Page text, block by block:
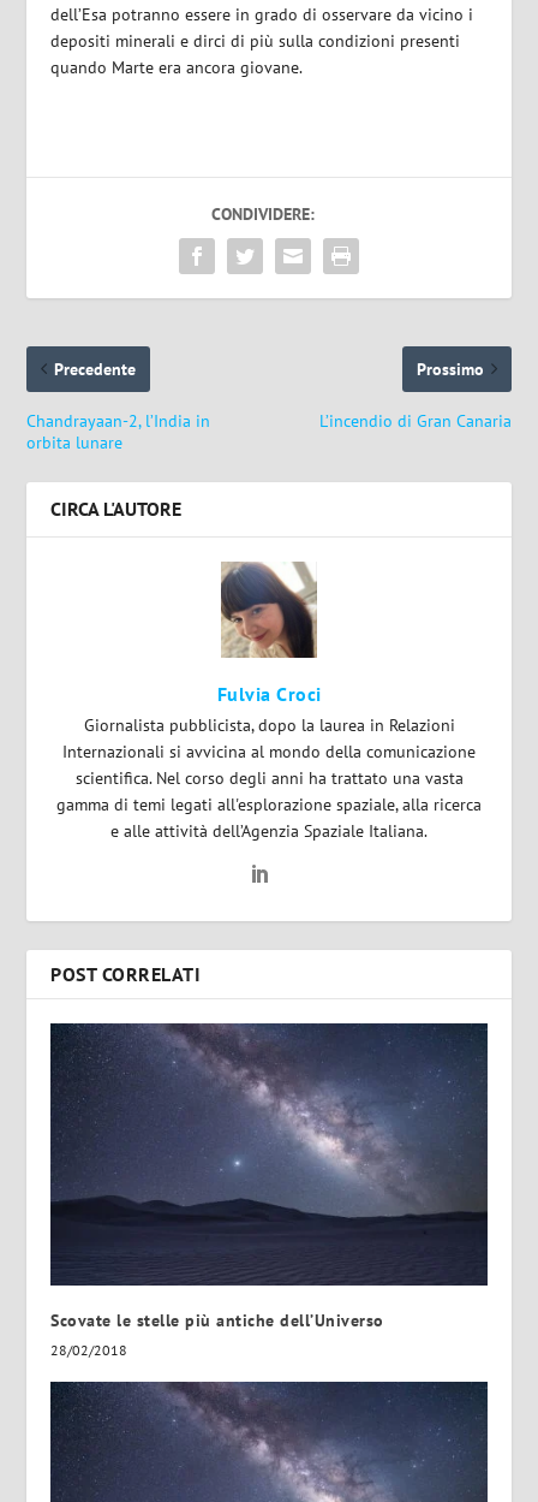
dell’Esa potranno essere in grado di osservare da vicino i
depositi minerali e dirci di più sulla condizioni presenti
quando Marte era ancora giovane.
CONDIVIDERE:
Precedente
Chandrayaan-2, l’India in
orbita lunare
Prossimo
L’incendio di Gran Canaria
CIRCA L'AUTORE
Fulvia Croci
Giornalista pubblicista, dopo la laurea in Relazioni
Internazionali si avvicina al mondo della comunicazione
scientifica. Nel corso degli anni ha trattato una vasta
gamma di temi legati all'esplorazione spaziale, alla ricerca
e alle attività dell’Agenzia Spaziale Italiana.
POST CORRELATI
Scovate le stelle più antiche dell’Universo
28/02/2018